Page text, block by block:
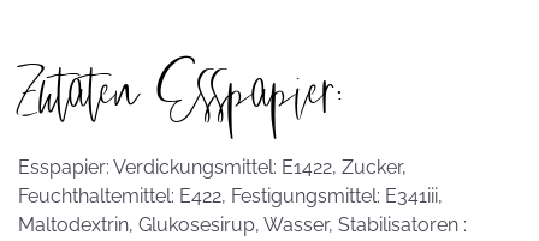
Zutaten Esspapier:
Esspapier: Verdickungsmittel: E1422, Zucker,
Feuchthaltemittel: E422, Festigungsmittel: E341iii,
Maltodextrin, Glukosesirup, Wasser, Stabilisatoren :